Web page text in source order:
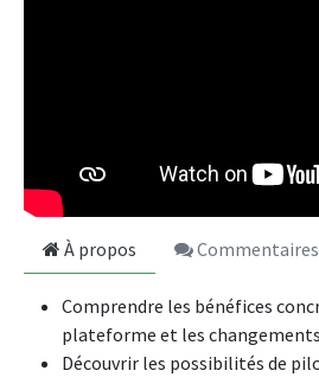
À propos Commentaires
Comprendre les bénéfices
plateforme et les
Découvrir les possibilités de